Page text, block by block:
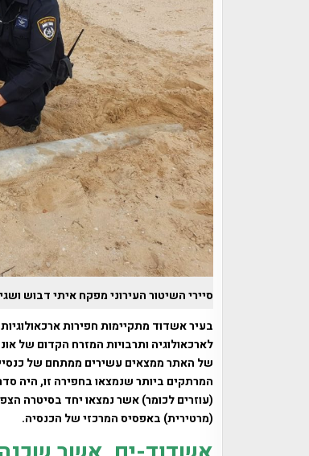
סיירי השיטור העירוני מפקח איתי דבוש
של האתר ממצאים עשירים ממתחם של
המרתקים ביותר שנמצאו בחפירה זו, היה
(עוזרים לכומר) אשר נמצאו יחד בסיטרה
(מרטירית) באפסיס המרכזי של הכנסיה.